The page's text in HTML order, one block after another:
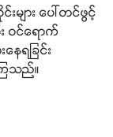
များ ပေါ်တင်ဖွင့်
ဝင်ရောက်
ေရခြင်း
ြသည်။